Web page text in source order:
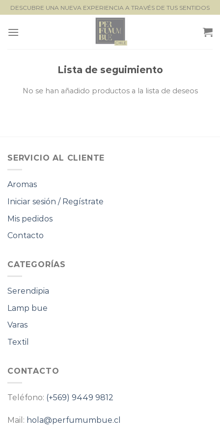
Saltar
al
contenido
DESCUBRE UNA NUEVA EXPERIENCIA A TRAVÉS DE TUS SENTIDOS
Lista de seguimiento
No se han añadido productos a la lista de deseos
SERVICIO AL CLIENTE
Aromas
Iniciar sesión / Regístrate
Mis pedidos
Contacto
CATEGORÍAS
Serendipia
Lamp bue
Varas
Textil
CONTACTO
Teléfono: (+569) 9449 9812
Mail: hola@perfumumbue.cl